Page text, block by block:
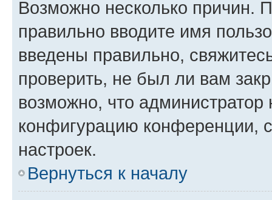
Возможно несколько причин.
правильно вводите имя
введены правильно,
проверить, не был ли вам
возможно, что администратор
конфигурацию конференции,
настроек.
Вернуться к началу